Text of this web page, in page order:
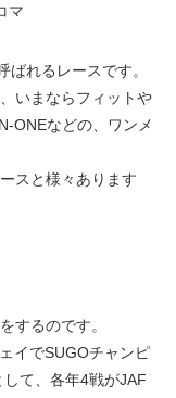
マ
ばれるレースです。
いまならフィットや
ONEなどの、ワンメ
スと様々あります
するのです。
イでSUGOチャンピ
て、各年4戦がJAF